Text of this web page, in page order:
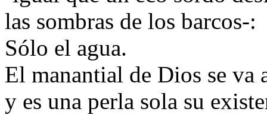
las sombras de los barcos-:
Sólo el agua.
El manantial de Dios se va
y es una perla sola su